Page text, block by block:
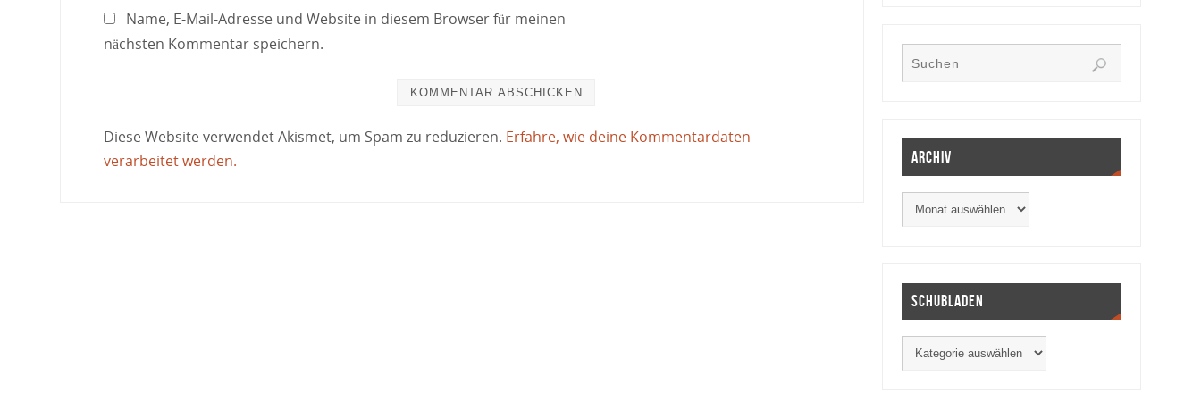
Name, E-Mail-Adresse und Website in diesem Browser für meinen
nächsten Kommentar speichern.
Diese Website verwendet Akismet, um Spam zu reduzieren. Erfahre, wie deine Kommentardaten
verarbeitet werden.
Archiv
Schubladen